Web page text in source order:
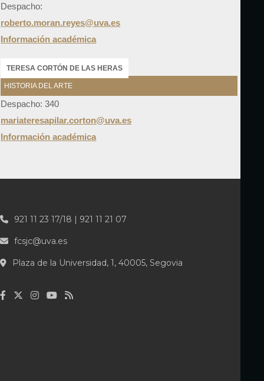
Despacho:
roberto.moran.reyes@uva.es
Información académica
TERESA CORTÓN DE LAS HERAS
HISTORIA DEL ARTE
Despacho: 340
mariateresapilar.corton@uva.es
Información académica
921 11 23 17/18 | 921 11 21 07
fcsjc@uva.es
Plaza de la Universidad, 1, 40005, Segovia